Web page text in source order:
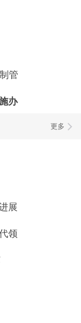
管
办
更多
展
领